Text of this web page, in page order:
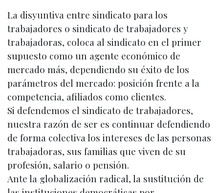
La disyuntiva entre sindicato para los
trabajadores o sindicato de trabajadores y
trabajadoras, coloca al sindicato en el primer
supuesto como un agente económico de
mercado más, dependiendo su éxito de los
parámetros del mercado: posición frente a la
competencia, afiliados como clientes.
Si defendemos el sindicato de trabajadores,
nuestra razón de ser es continuar defendiendo
de forma colectiva los intereses de las personas
trabajadoras, sus familias que viven de su
profesión, salario o pensión.
Ante la globalización radical, la sustitución de